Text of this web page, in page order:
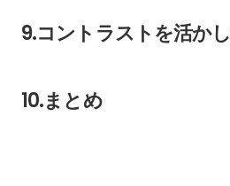
9.コントラストを活か
10.まとめ